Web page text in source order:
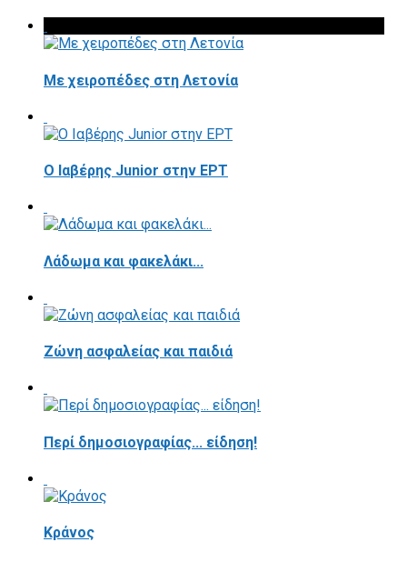
Με χειροπέδες στη Λετονία
Ο Ιαβέρης Junior στην ΕΡΤ
Λάδωμα και φακελάκι...
Ζώνη ασφαλείας και παιδιά
Περί δημοσιογραφίας... είδηση!
Κράνος